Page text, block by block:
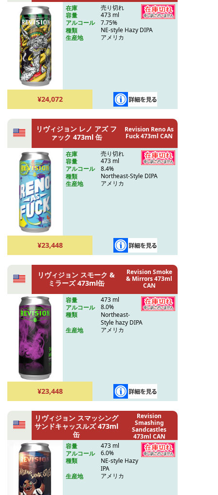
在庫
売り切れ
容量
473 ml
アルコール
7.75%
種類
NE-style Hazy DIPA
生産地
アメリカ
¥24,072
リヴィジョン レノ アズ フ
ァック 473ml 缶
Revision Reno As
Fuck 473ml CAN
在庫
売り切れ
容量
473 ml
アルコール
8.4%
種類
Northeast-Style DIPA
生産地
アメリカ
¥23,448
リヴィジョン スモーク &
ミラーズ 473ml缶
Revision Smoke
& Mirrors 473ml
CAN
容量
473 ml
アルコール
8.0%
種類
Northeast-
Style hazy DIPA
生産地
アメリカ
¥23,448
リヴィジョン スマッシング
サンドキャッスルズ 473ml
缶
Revision
Smashing
Sandcastles
473ml CAN
容量
473 ml
アルコール
6.0%
種類
NE-style Hazy
IPA
生産地
アメリカ